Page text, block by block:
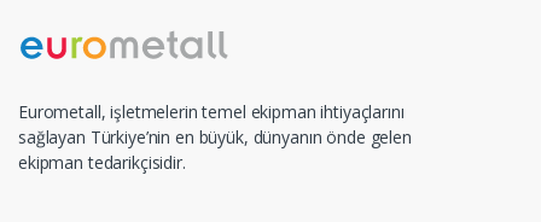
Eurometall, işletmelerin temel ekipman ihtiyaçlarını
sağlayan Türkiye’nin en büyük, dünyanın önde gelen
ekipman tedarikçisidir.